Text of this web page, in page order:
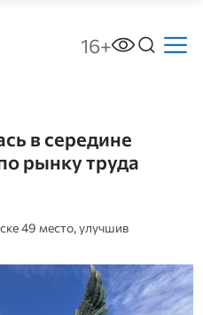
16+
в середине
рынку труда
49 место, улучшив